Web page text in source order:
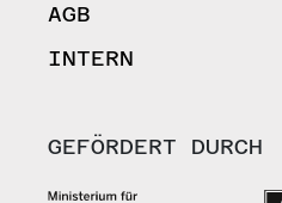
AGB
INTERN
GEFÖRDERT DURCH